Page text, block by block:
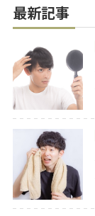
最新記事